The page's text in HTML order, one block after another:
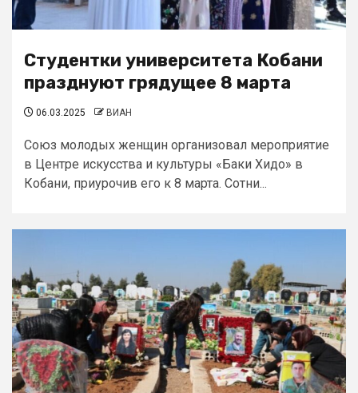
Студентки университета Кобани
празднуют грядущее 8 марта
06.03.2025 ВИАН
Союз молодых женщин организовал мероприятие
в Центре искусства и культуры «Баки Хидо» в
Кобани, приурочив его к 8 марта. Сотни...